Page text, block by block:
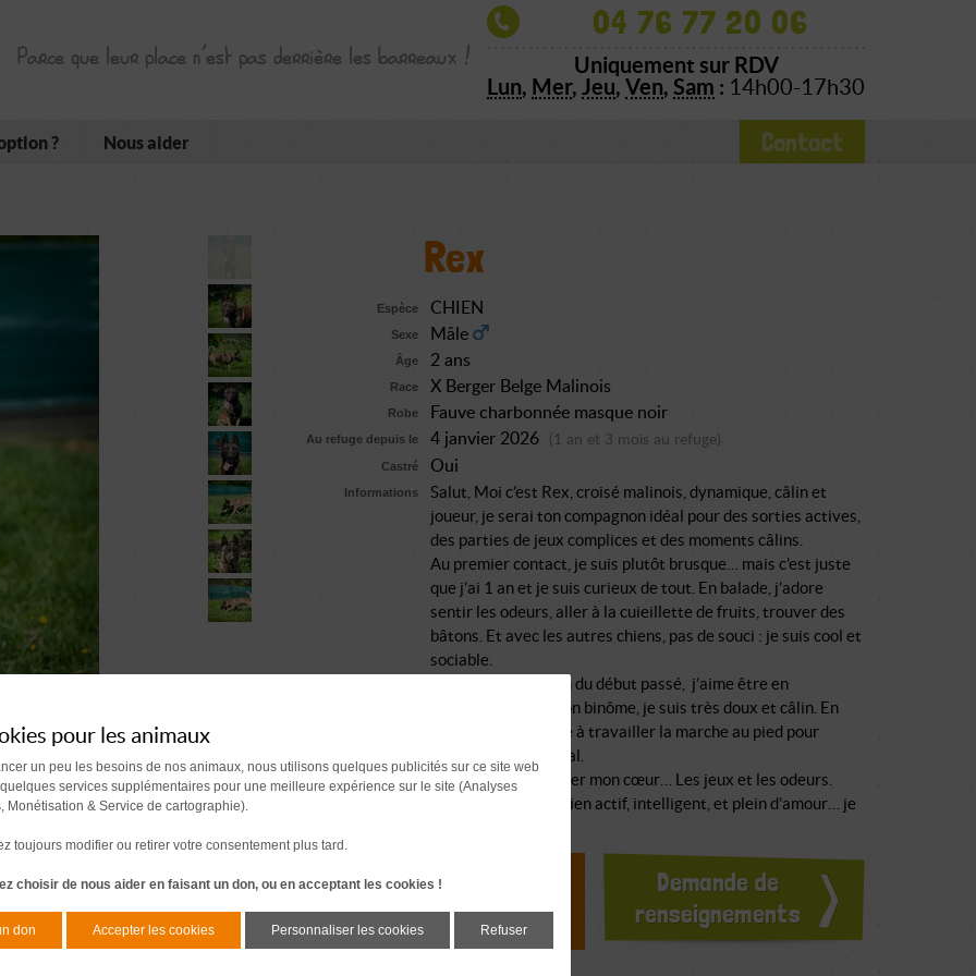
Parce que leur place n’est pas derrière les barreaux !
04 76 77 20 06
Uniquement sur RDV
Lun, Mer, Jeu, Ven, Sam : 14h00-17h30
? Nous aider Contact
Rex
Espèce CHIEN
Sexe Mâle
Âge 2 ans
Race X Berger Belge Malinois
Robe Fauve charbonnée masque noir
Au refuge depuis le 4 janvier 2026 (1 an et 3 mois au refuge)
Castré Oui
Informations
Salut, Moi c’est Rex, croisé malinois, dynamique, câlin et
joueur, je serai ton compagnon idéal pour des sorties actives,
des parties de jeux complices et des moments câlins.
Au premier contact, je suis plutôt brusque… mais c’est juste
que j’ai 1 an et je suis curieux de tout. En balade, j’adore
sentir les odeurs, aller à la cuieillette de fruits, trouver des
bâtons. Et avec les autres chiens, pas de souci : je suis cool et
sociable.
Une fois l’excitation du début passé, j’aime être en
interaction avec mon binôme, je suis très doux et câlin. En
fait il me reste juste à travailler la marche au pied pour
devenir le chien idéal.
Le secret pour gagner mon cœur… Les jeux et les odeurs.
Si tu cherches un chien actif, intelligent, et plein d’amour… je
Comment se passe une adoption ?
avant l'adoption
Demande de
renseignements
pour les animaux
un peu les besoins de nos animaux, nous utilisons quelques publicités sur ce site web
services supplémentaires pour une meilleure expérience sur le site (Analyses
Monétisation & Service de cartographie).
toujours modifier ou retirer votre consentement plus tard.
choisir de nous aider en faisant un don, ou en acceptant les cookies !
don Accepter les cookies Personnaliser les cookies Refuser